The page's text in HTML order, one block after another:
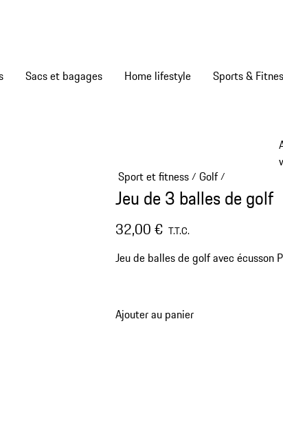
Sacs et bagages Home lifestyle Sports &
Sport et fitness/ Golf/
Jeu de 3 balles de golf
32,00 € T.T.C.
Jeu de balles de golf avec écusson
Ajouter au panier